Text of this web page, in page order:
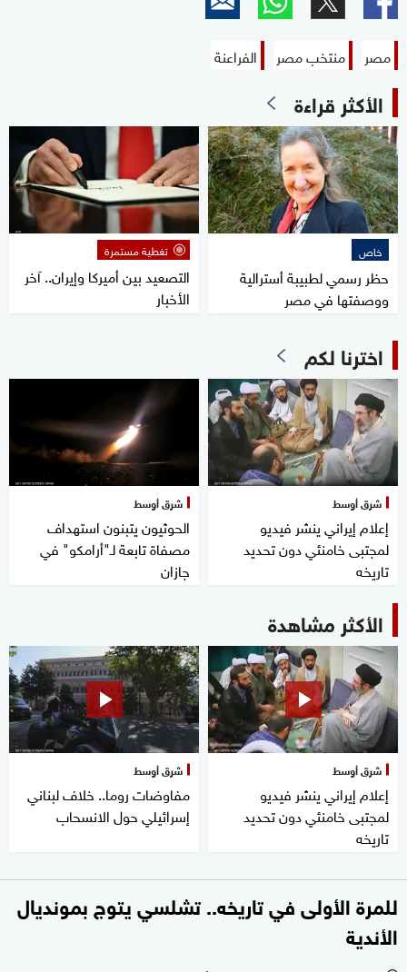
مصر منتخب مصر الفراعنة
الأكثر قراءة
خاص
حظر رسمي لطبيبة أسترالية
ووصفتها في مصر
تغطية مستمرة
التصعيد بين أميركا وإيران.. آخر
الأخبار
اخترنا لكم
شرق أوسط
إعلام إيراني ينشر فيديو
لمجتبى خامنئي دون تحديد
تاريخه
شرق أوسط
الحوثيون يتبنون استهداف
مصفاة تابعة لـ"أرامكو" في
جازان
الأكثر مشاهدة
شرق أوسط
إعلام إيراني ينشر فيديو
لمجتبى خامنئي دون تحديد
تاريخه
شرق أوسط
مفاوضات روما.. خلاف لبناني
إسرائيلي حول الانسحاب
للمرة الأولى في تاريخه.. تشلسي يتوج بمونديال
الأندية